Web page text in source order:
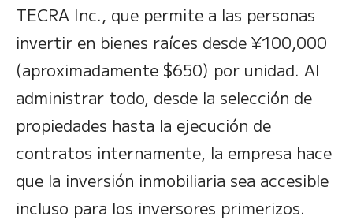
TECRA Inc., que permite a las personas
invertir en bienes raíces desde ¥100,000
(aproximadamente $650) por unidad. Al
administrar todo, desde la selección de
propiedades hasta la ejecución de
contratos internamente, la empresa hace
que la inversión inmobiliaria sea accesible
incluso para los inversores primerizos.